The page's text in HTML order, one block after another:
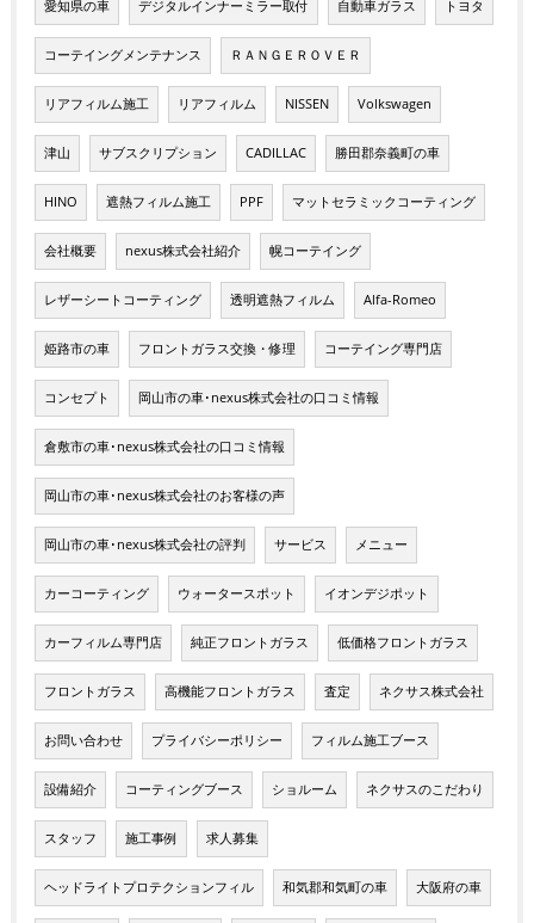
愛知県の車 デジタルインナーミラー取付 自動車ガラス トヨタ
コーテイングメンテナンス ＲＡＮＧＥＲＯＶＥＲ
リアフィルム施工 リアフィルム NISSEN Volkswagen
津山 サブスクリプション CADILLAC 勝田郡奈義町の車
HINO 遮熱フィルム施工 PPF マットセラミックコーティング
会社概要 nexus株式会社紹介 幌コーテイング
レザーシートコーティング 透明遮熱フィルム Alfa-Romeo
姫路市の車 フロントガラス交換・修理 コーテイング専門店
コンセプト 岡山市の車･nexus株式会社の口コミ情報
倉敷市の車･nexus株式会社の口コミ情報
岡山市の車･nexus株式会社のお客様の声
岡山市の車･nexus株式会社の評判 サービス メニュー
カーコーティング ウォータースポット イオンデジポット
カーフィルム専門店 純正フロントガラス 低価格フロントガラス
フロントガラス 高機能フロントガラス 査定 ネクサス株式会社
お問い合わせ プライバシーポリシー フィルム施工ブース
設備紹介 コーティングブース ショルーム ネクサスのこだわり
スタッフ 施工事例 求人募集
ヘッドライトプロテクションフィル 和気郡和気町の車 大阪府の車